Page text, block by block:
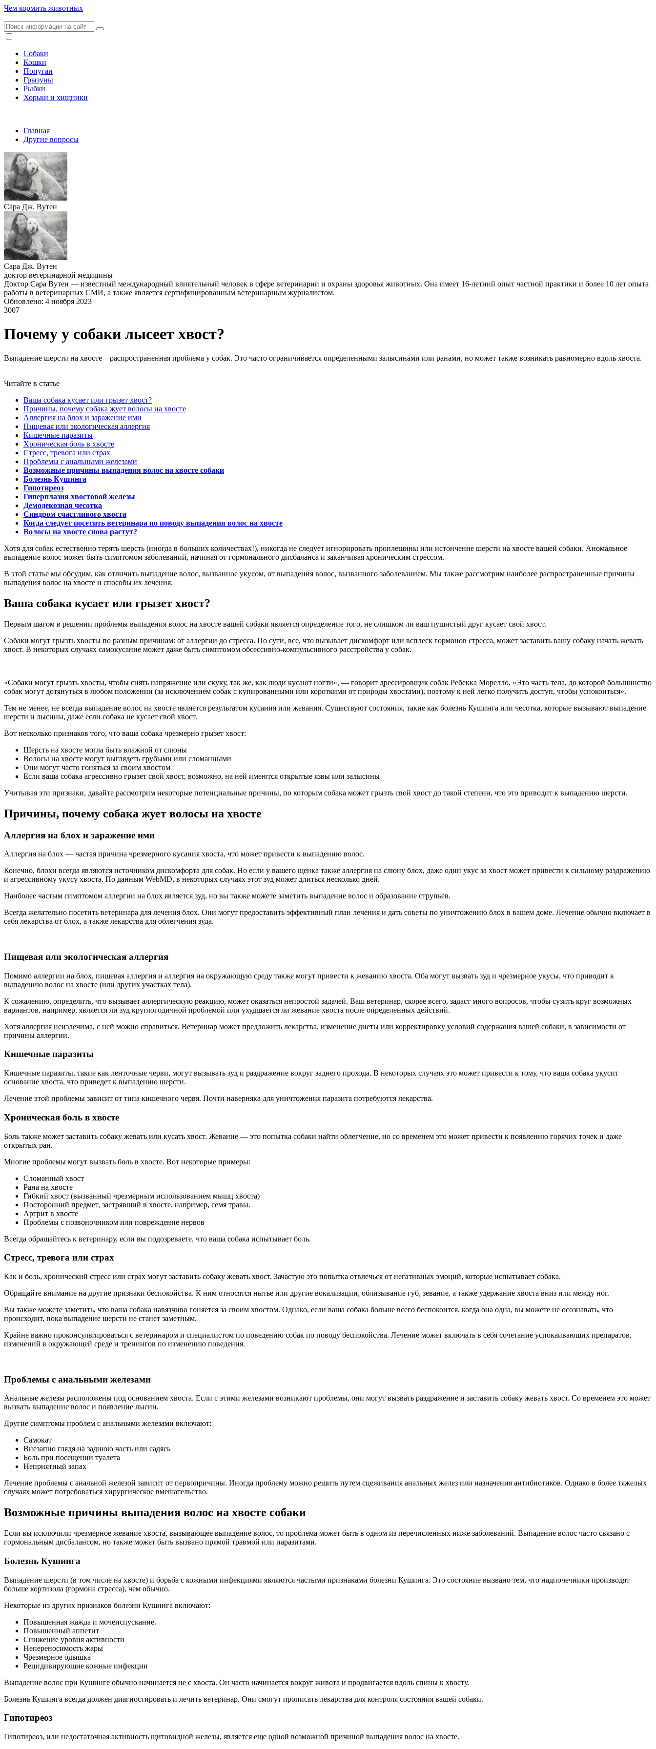
Чем кормить животных
Собаки
Кошки
Попугаи
Грызуны
Рыбки
Хорьки и хищники
Главная
Другие вопросы
Сара Дж. Вутен
Сара Дж. Вутен
доктор ветеринарной медицины
Доктор Сара Вутен — известный международный влиятельный человек в сфере ветеринарии и охраны здоровья животных. Она имеет 16-летний опыт частной практики и более 10 лет опыта
работы в ветеринарных СМИ, а также является сертифицированным ветеринарным журналистом.
Обновлено: 4 ноября 2023
3007
Почему у собаки лысеет хвост?
Выпадение шерсти на хвосте – распространенная проблема у собак. Это часто ограничивается определенными залысинами или ранами, но может также возникать равномерно вдоль хвоста.
Читайте в статье
Ваша собака кусает или грызет хвост?
Причины, почему собака жует волосы на хвосте
Аллергия на блох и заражение ими
Пищевая или экологическая аллергия
Кишечные паразиты
Хроническая боль в хвосте
Стресс, тревога или страх
Проблемы с анальными железами
Возможные причины выпадения волос на хвосте собаки
Болезнь Кушинга
Гипотиреоз
Гиперплазия хвостовой железы
Демодекозная чесотка
Синдром счастливого хвоста
Когда следует посетить ветеринара по поводу выпадения волос на хвосте
Волосы на хвосте снова растут?
Хотя для собак естественно терять шерсть (иногда в больших количествах!), никогда не следует игнорировать проплешины или истончение шерсти на хвосте вашей собаки. Аномальное
выпадение волос может быть симптомом заболеваний, начиная от гормонального дисбаланса и заканчивая хроническим стрессом.
В этой статье мы обсудим, как отличить выпадение волос, вызванное укусом, от выпадения волос, вызванного заболеванием. Мы также рассмотрим наиболее распространенные причины
выпадения волос на хвосте и способы их лечения.
Ваша собака кусает или грызет хвост?
Первым шагом в решении проблемы выпадения волос на хвосте вашей собаки является определение того, не слишком ли ваш пушистый друг кусает свой хвост.
Собаки могут грызть хвосты по разным причинам: от аллергии до стресса. По сути, все, что вызывает дискомфорт или всплеск гормонов стресса, может заставить вашу собаку начать жевать
хвост. В некоторых случаях самокусание может даже быть симптомом обсессивно-компульсивного расстройства у собак.
«Собаки могут грызть хвосты, чтобы снять напряжение или скуку, так же, как люди кусают ногти», — говорит дрессировщик собак Ребекка Морелло. «Это часть тела, до которой большинство
собак могут дотянуться в любом положении (за исключением собак с купированными или короткими от природы хвостами), поэтому к ней легко получить доступ, чтобы успокоиться».
Тем не менее, не всегда выпадение волос на хвосте является результатом кусания или жевания. Существуют состояния, такие как болезнь Кушинга или чесотка, которые вызывают выпадение
шерсти и лысины, даже если собака не кусает свой хвост.
Вот несколько признаков того, что ваша собака чрезмерно грызет хвост:
Шерсть на хвосте могла быть влажной от слюны
Волосы на хвосте могут выглядеть грубыми или сломанными
Они могут часто гоняться за своим хвостом
Если ваша собака агрессивно грызет свой хвост, возможно, на ней имеются открытые язвы или залысины
Учитывая эти признаки, давайте рассмотрим некоторые потенциальные причины, по которым собака может грызть свой хвост до такой степени, что это приводит к выпадению шерсти.
Причины, почему собака жует волосы на хвосте
Аллергия на блох и заражение ими
Аллергия на блох — частая причина чрезмерного кусания хвоста, что может привести к выпадению волос.
Конечно, блохи всегда являются источником дискомфорта для собак. Но если у вашего щенка также аллергия на слюну блох, даже один укус за хвост может привести к сильному раздражению
и агрессивному укусу хвоста. По данным WebMD, в некоторых случаях этот зуд может длиться несколько дней.
Наиболее частым симптомом аллергии на блох является зуд, но вы также можете заметить выпадение волос и образование струпьев.
Всегда желательно посетить ветеринара для лечения блох. Они могут предоставить эффективный план лечения и дать советы по уничтожению блох в вашем доме. Лечение обычно включает в
себя лекарства от блох, а также лекарства для облегчения зуда.
Пищевая или экологическая аллергия
Помимо аллергии на блох, пищевая аллергия и аллергия на окружающую среду также могут привести к жеванию хвоста. Оба могут вызвать зуд и чрезмерное укусы, что приводит к
выпадению волос на хвосте (или других участках тела).
К сожалению, определить, что вызывает аллергическую реакцию, может оказаться непростой задачей. Ваш ветеринар, скорее всего, задаст много вопросов, чтобы сузить круг возможных
вариантов, например, является ли зуд круглогодичной проблемой или ухудшается ли жевание хвоста после определенных действий.
Хотя аллергия неизлечима, с ней можно справиться. Ветеринар может предложить лекарства, изменение диеты или корректировку условий содержания вашей собаки, в зависимости от
причины аллергии.
Кишечные паразиты
Кишечные паразиты, такие как ленточные черви, могут вызывать зуд и раздражение вокруг заднего прохода. В некоторых случаях это может привести к тому, что ваша собака укусит
основание хвоста, что приведет к выпадению шерсти.
Лечение этой проблемы зависит от типа кишечного червя. Почти наверняка для уничтожения паразита потребуются лекарства.
Хроническая боль в хвосте
Боль также может заставить собаку жевать или кусать хвост. Жевание — это попытка собаки найти облегчение, но со временем это может привести к появлению горячих точек и даже
открытых ран.
Многие проблемы могут вызвать боль в хвосте. Вот некоторые примеры:
Сломанный хвост
Рана на хвосте
Гибкий хвост (вызванный чрезмерным использованием мышц хвоста)
Посторонний предмет, застрявший в хвосте, например, семя травы.
Артрит в хвосте
Проблемы с позвоночником или повреждение нервов
Всегда обращайтесь к ветеринару, если вы подозреваете, что ваша собака испытывает боль.
Стресс, тревога или страх
Как и боль, хронический стресс или страх могут заставить собаку жевать хвост. Зачастую это попытка отвлечься от негативных эмоций, которые испытывает собака.
Обращайте внимание на другие признаки беспокойства. К ним относятся нытье или другие вокализации, облизывание губ, зевание, а также удержание хвоста вниз или между ног.
Вы также можете заметить, что ваша собака навязчиво гоняется за своим хвостом. Однако, если ваша собака больше всего беспокоится, когда она одна, вы можете не осознавать, что
происходит, пока выпадение шерсти не станет заметным.
Крайне важно проконсультироваться с ветеринаром и специалистом по поведению собак по поводу беспокойства. Лечение может включать в себя сочетание успокаивающих препаратов,
изменений в окружающей среде и тренингов по изменению поведения.
Проблемы с анальными железами
Анальные железы расположены под основанием хвоста. Если с этими железами возникают проблемы, они могут вызвать раздражение и заставить собаку жевать хвост. Со временем это может
вызвать выпадение волос и появление лысин.
Другие симптомы проблем с анальными железами включают:
Самокат
Внезапно глядя на заднюю часть или садясь
Боль при посещении туалета
Неприятный запах
Лечение проблемы с анальной железой зависит от первопричины. Иногда проблему можно решить путем сцеживания анальных желез или назначения антибиотиков. Однако в более тяжелых
случаях может потребоваться хирургическое вмешательство.
Возможные причины выпадения волос на хвосте собаки
Если вы исключили чрезмерное жевание хвоста, вызывающее выпадение волос, то проблема может быть в одном из перечисленных ниже заболеваний. Выпадение волос часто связано с
гормональным дисбалансом, но также может быть вызвано прямой травмой или паразитами.
Болезнь Кушинга
Выпадение шерсти (в том числе на хвосте) и борьба с кожными инфекциями являются частыми признаками болезни Кушинга. Это состояние вызвано тем, что надпочечники производят
больше кортизола (гормона стресса), чем обычно.
Некоторые из других признаков болезни Кушинга включают:
Повышенная жажда и мочеиспускание.
Повышенный аппетит
Снижение уровня активности
Непереносимость жары
Чрезмерное одышка
Рецидивирующие кожные инфекции
Выпадение волос при Кушинге обычно начинается не с хвоста. Он часто начинается вокруг живота и продвигается вдоль спины к хвосту.
Болезнь Кушинга всегда должен диагностировать и лечить ветеринар. Они смогут прописать лекарства для контроля состояния вашей собаки.
Гипотиреоз
Гипотиреоз, или недостаточная активность щитовидной железы, является еще одной возможной причиной выпадения волос на хвосте.